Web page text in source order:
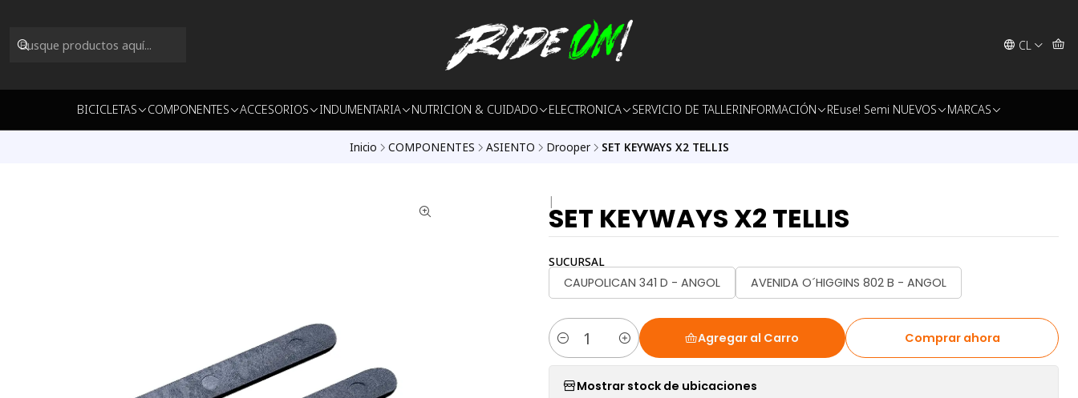
CL
BICICLETAS COMPONENTES ACCESORIOS INDUMENTARIA NUTRICION & CUIDADO ELECTRONICA SERVICIO DE TALLERINFORMACIÓN REuse! Semi NUEVOS MARCAS
Inicio COMPONENTES ASIENTO Drooper SET KEYWAYS X2 TELLIS
|
SET KEYWAYS X2 TELLIS
SUCURSAL
CAUPOLICAN 341 D - ANGOL AVENIDA O´HIGGINS 802 B - ANGOL
Cantidad
Agregar al Carro Comprar ahora
Mostrar stock de ubicaciones